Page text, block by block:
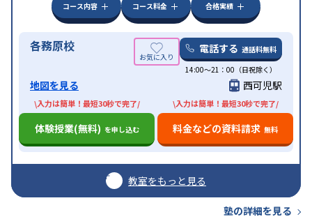
コース内容
コース料金 合格実績
各務原校 電話する 通話料無料
14:00〜21：00（日祝除く）
地図を見る 西可児駅
\入力は簡単！最短30秒で完了/
体験授業(無料) を申し込む
\入力は簡単！最短30秒で完了/
料金などの資料請求 無料
教室をもっと見る
塾の詳細を見る